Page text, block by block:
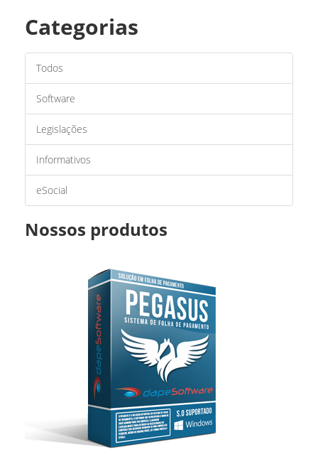
Categorias
Todos
Software
Legislações
Informativos
eSocial
Nossos produtos